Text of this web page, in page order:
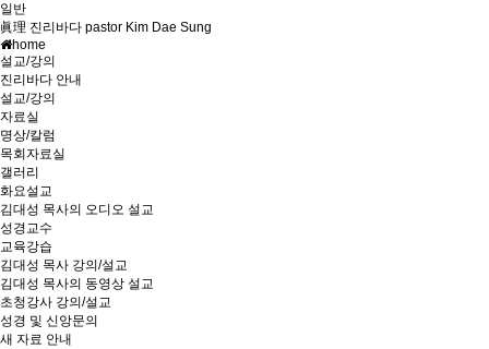
일반
眞理 진리바다 pastor Kim Dae Sung
home
설교/강의
진리바다 안내
설교/강의
자료실
명상/칼럼
목회자료실
갤러리
화요설교
김대성 목사의 오디오 설교
성경교수
교육강습
김대성 목사 강의/설교
김대성 목사의 동영상 설교
초청강사 강의/설교
성경 및 신앙문의
새 자료 안내